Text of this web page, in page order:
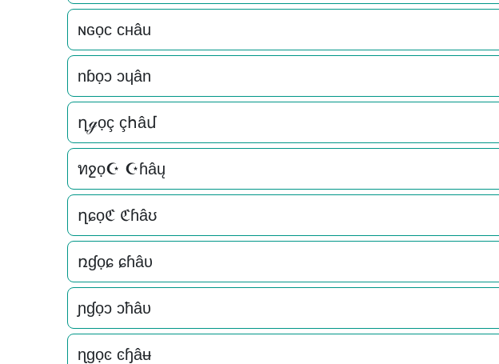
ɴԍọc cнâu
nɓọɔ ɔɥân
ղℊọç çհâմ
ทջọ☪ ☪ɦâų
ղɕọℭ ℭɦâʊ
ռɠọɕ ɕɦâυ
ɲɠọɔ ɔħâυ
ɳɡọͼ ͼɧâʉ